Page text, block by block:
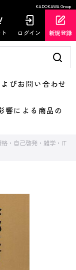
KADOKAWA Group
ログイン 新規登録
びお問い合わせ
による商品の
格・自己啓発・雑学・IT